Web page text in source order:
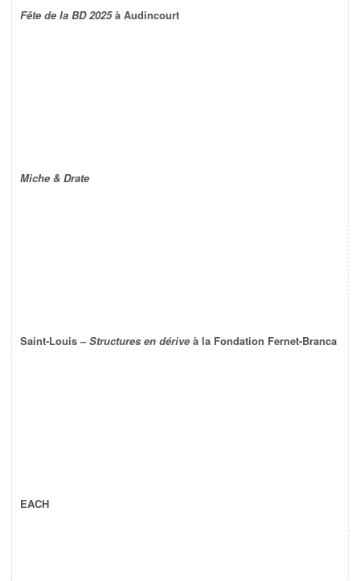
Fête de la BD 2025à Audincourt
Miche & Drate
Saint-Louis –Structures en dérive à la Fondation Fernet-Branca
EACH